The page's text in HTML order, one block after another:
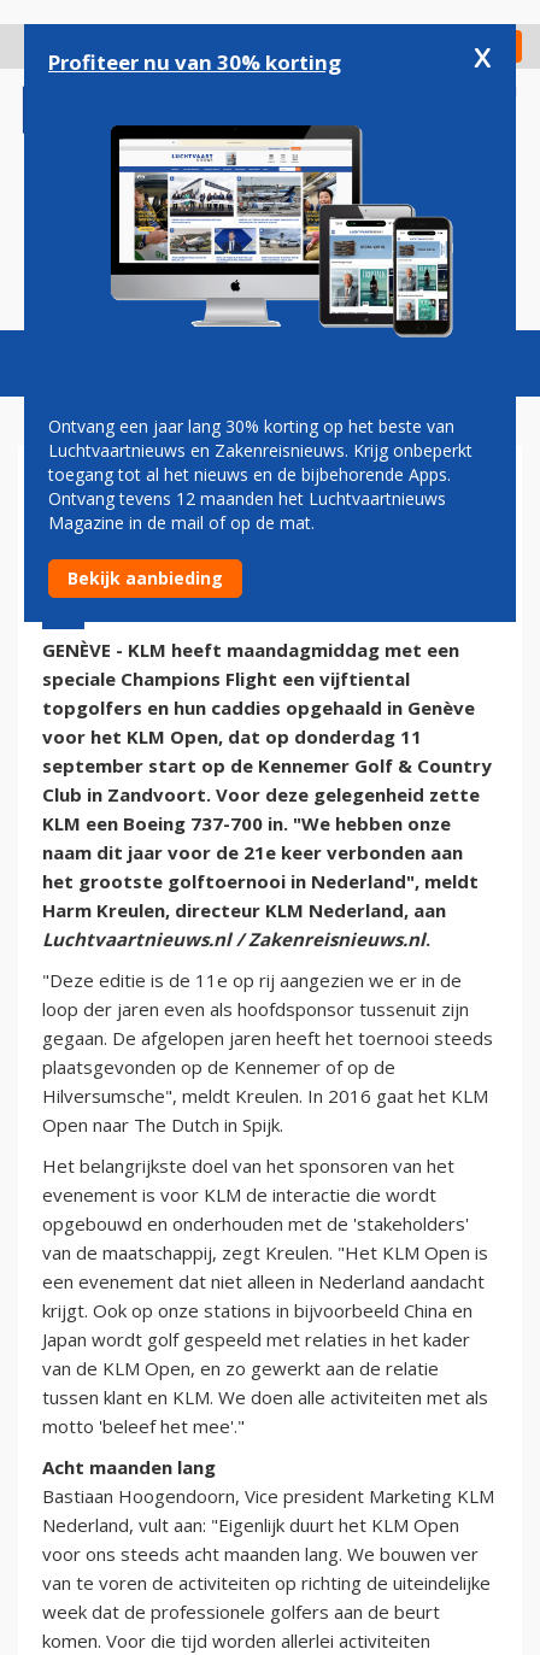
gaan
Check in
Magazine Podcasts Vacatures
KLM OPEN 2014 VAN START
GEGAAN IN GENÈVE
8 september 2014 - 17:33 | Door:
GENÈVE - KLM heeft maandagmiddag met een
speciale Champions Flight een vijftiental
topgolfers en hun caddies opgehaald in Genève
voor het KLM Open, dat op donderdag 11
september start op de Kennemer Golf & Country
Club in Zandvoort. Voor deze gelegenheid zette
KLM een Boeing 737-700 in. "We hebben onze
naam dit jaar voor de 21e keer verbonden aan
het grootste golftoernooi in Nederland", meldt
Harm Kreulen, directeur KLM Nederland, aan
Luchtvaartnieuws.nl / Zakenreisnieuws.nl.
"Deze editie is de 11e op rij aangezien we er in de
loop der jaren even als hoofdsponsor tussenuit zijn
gegaan. De afgelopen jaren heeft het toernooi steeds
plaatsgevonden op de Kennemer of op de
Hilversumsche", meldt Kreulen. In 2016 gaat het KLM
Open naar The Dutch in Spijk.
Het belangrijkste doel van het sponsoren van het
evenement is voor KLM de interactie die wordt
opgebouwd en onderhouden met de 'stakeholders'
van de maatschappij, zegt Kreulen. "Het KLM Open is
een evenement dat niet alleen in Nederland aandacht
krijgt. Ook op onze stations in bijvoorbeeld China en
Japan wordt golf gespeeld met relaties in het kader
van de KLM Open, en zo gewerkt aan de relatie
tussen klant en KLM. We doen alle activiteiten met als
motto 'beleef het mee'."
Acht maanden lang
Bastiaan Hoogendoorn, Vice president Marketing KLM
Nederland, vult aan: "Eigenlijk duurt het KLM Open
voor ons steeds acht maanden lang. We bouwen ver
van te voren de activiteiten op richting de uiteindelijke
week dat de professionele golfers aan de beurt
komen. Voor die tijd worden allerlei activiteiten
Profiteer nu van 30% korting x
Ontvang een jaar lang 30% korting op het beste van
Luchtvaartnieuws en Zakenreisnieuws. Krijg onbeperkt
toegang tot al het nieuws en de bijbehorende Apps.
Ontvang tevens 12 maanden het Luchtvaartnieuws
Magazine in de mail of op de mat.
Bekijk aanbieding